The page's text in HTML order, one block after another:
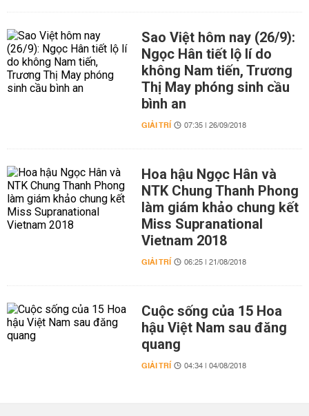
Sao Việt hôm nay (26/9):
Ngọc Hân tiết lộ lí do
không Nam tiến, Trương
Thị May phóng sinh cầu
bình an
GIẢI TRÍ 07:35 | 26/09/2018
Hoa hậu Ngọc Hân và
NTK Chung Thanh Phong
làm giám khảo chung kết
Miss Supranational
Vietnam 2018
GIẢI TRÍ 06:25 | 21/08/2018
Cuộc sống của 15 Hoa
hậu Việt Nam sau đăng
quang
GIẢI TRÍ 04:34 | 04/08/2018